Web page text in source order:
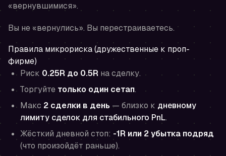
«вернувшимися».
Вы не «вернулись». Вы перестраиваетесь.
Правила микрориска (дружественные к проп-
фирме)
Риск 0.25R до 0.5R на сделку.
Торгуйте только один сетап.
Макс 2 сделки в день — близко к дневному
лимиту сделок для стабильного PnL.
Жёсткий дневной стоп: -1R или 2 убытка подряд
(что произойдёт раньше).